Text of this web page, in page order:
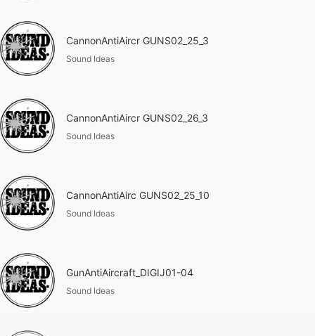
CannonAntiAircr GUNS02_25_3
Sound Ideas
CannonAntiAircr GUNS02_26_3
Sound Ideas
CannonAntiAirc GUNS02_25_10
Sound Ideas
GunAntiAircraft_DIGIJ01-04
Sound Ideas